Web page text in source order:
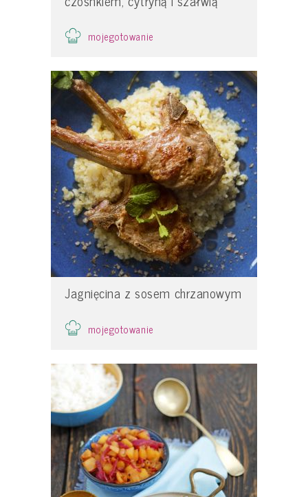
mojegotowanie
Jagnięcina z sosem chrzanowym
mojegotowanie